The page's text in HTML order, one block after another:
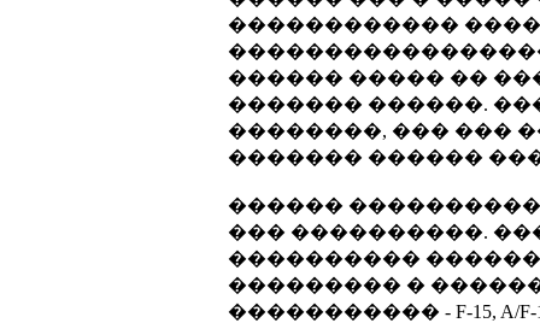
������������
������ ����� ��
������� ������.
��������, ��� ���
������� ������
������
��� ����������.
����������
��������� �
����������� - F-15, A/F-18,